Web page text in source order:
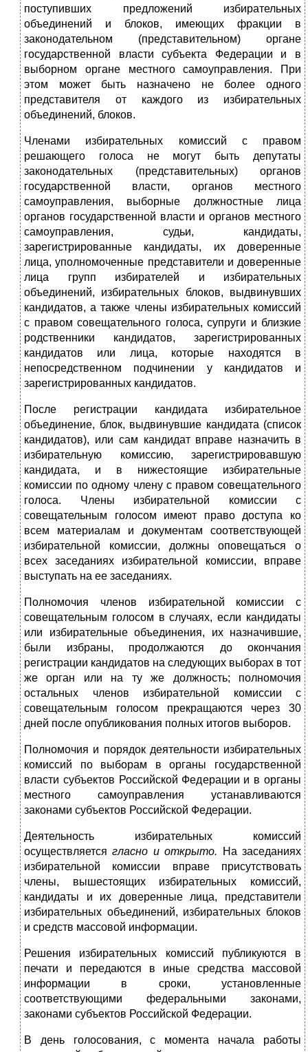
поступивших предложений избирательных
объединений и блоков, имеющих фракции в
законодательном (представительном) органе
государственной власти субъекта Федерации и в
выборном органе местного самоуправления. При
этом может быть назначено не более одного
представителя от каждого из избирательных
объединений, блоков.
Членами избирательных комиссий с правом
решающего голоса не могут быть депутаты
законодательных (представительных) органов
государственной власти, органов местного
самоуправления, выборные должностные лица
органов государственной власти и органов местного
самоуправления, судьи, кандидаты,
зарегистрированные кандидаты, их доверенные
лица, уполномоченные представители и доверенные
лица групп избирателей и избирательных
объединений, избирательных блоков, выдвинувших
кандидатов, а также члены избирательных комиссий
с правом совещательного голоса, супруги и близкие
родственники кандидатов, зарегистрированных
кандидатов или лица, которые находятся в
непосредственном подчинении у кандидатов и
зарегистрированных кандидатов.
После регистрации кандидата избирательное
объединение, блок, выдвинувшие кандидата (список
кандидатов), или сам кандидат вправе назначить в
избирательную комиссию, зарегистрировавшую
кандидата, и в нижестоящие избирательные
комиссии по одному члену с правом совещательного
голоса. Члены избирательной комиссии с
совещательным голосом имеют право доступа ко
всем материалам и документам соответствующей
избирательной комиссии, должны оповещаться о
всех заседаниях избирательной комиссии, вправе
выступать на ее заседаниях.
Полномочия членов избирательной комиссии с
совещательным голосом в случаях, если кандидаты
или избирательные объединения, их назначившие,
были избраны, продолжаются до окончания
регистрации кандидатов на следующих выборах в тот
же орган или на ту же должность; полномочия
остальных членов избирательной комиссии с
совещательным голосом прекращаются через 30
дней после опубликования полных итогов выборов.
Полномочия и порядок деятельности избирательных
комиссий по выборам в органы государственной
власти субъектов Российской Федерации и в органы
местного самоуправления устанавливаются
законами субъектов Российской Федерации.
Деятельность избирательных комиссий
осуществляетсягласно и открыто. На заседаниях
избирательной комиссии вправе присутствовать
члены, вышестоящих избирательных комиссий,
кандидаты и их доверенные лица, представители
избирательных объединений, избирательных блоков
и средств массовой информации.
Решения избирательных комиссий публикуются в
печати и передаются в иные средства массовой
информации в сроки, установленные
соответствующими федеральными законами,
законами субъектов Российской Федерации.
В день голосования, с момента начала работы